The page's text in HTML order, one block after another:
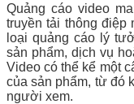
Quảng cáo video
truyền tải thông điệp
loại quảng cáo lý
sản phẩm, dịch vụ
Video có thể kể một
của sản phẩm, từ đó
người xem.